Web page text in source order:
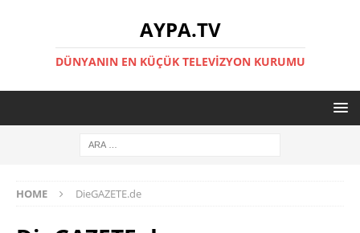
AYPA.TV
DÜNYANIN EN KÜÇÜK TELEVIZYON KURUMU
HOME DieGAZETE.de